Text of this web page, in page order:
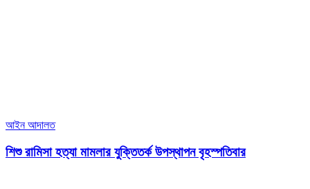
আইন আদালত
শিশু রামিসা হত্যা মামলার যুক্তিতর্ক উপস্থাপন বৃহস্পতিবার